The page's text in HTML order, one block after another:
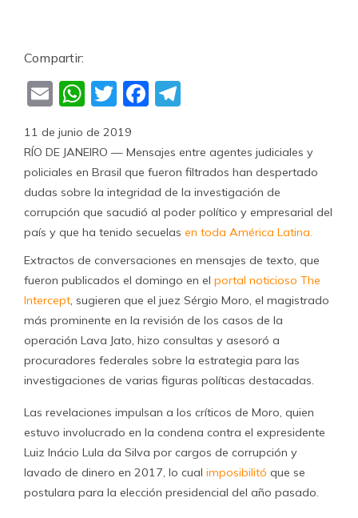
Compartir:
EmailWhatsApp
TwitterFacebook
11 de junio de 2019
RÍO DE JANEIRO — Mensajes entre agentes judiciales y
policiales en Brasil que fueron filtrados han despertado
dudas sobre la integridad de la investigación de
corrupción que sacudió al poder político y empresarial del
país y que ha tenido secuelas en toda América Latina.
Extractos de conversaciones en mensajes de texto, que
fueron publicados el domingo en el portal noticioso The
Intercept, sugieren que el juez Sérgio Moro, el magistrado
más prominente en la revisión de los casos de la
operación Lava Jato, hizo consultas y asesoró a
procuradores federales sobre la estrategia para las
investigaciones de varias figuras políticas destacadas.
Las revelaciones impulsan a los críticos de Moro, quien
estuvo involucrado en la condena contra el expresidente
Luiz Inácio Lula da Silva por cargos de corrupción y
lavado de dinero en 2017, lo cual imposibilitó que se
postulara para la elección presidencial del año pasado.